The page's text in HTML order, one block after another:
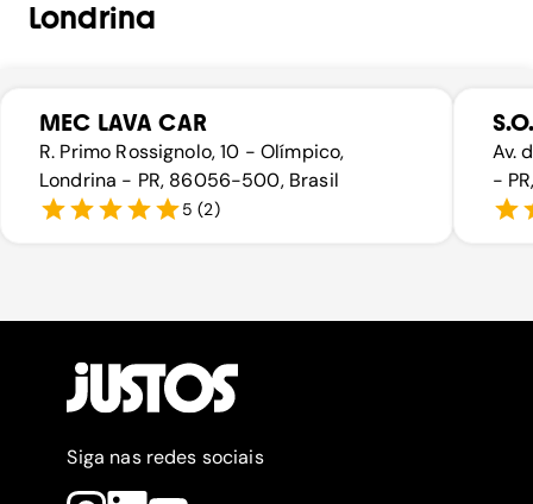
Londrina
MEC LAVA CAR
R. Primo Rossignolo, 10 - Olímpico,
Londrina - PR, 86056-500, Brasil
5 (2)
Av.
-
Siga nas redes sociais